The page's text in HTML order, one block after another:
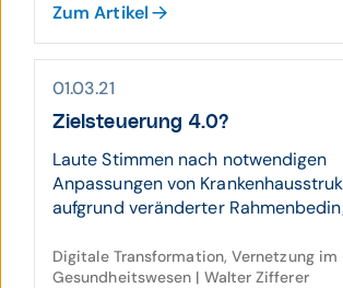
Zum Artikel
01.03.21
Zielsteuerung 4.0?
Laute Stimmen nach notwendigen
Anpassungen von
aufgrund veränderter
Digitale Transformation, Vernetzung im
Gesundheitswesen | Walter Zifferer